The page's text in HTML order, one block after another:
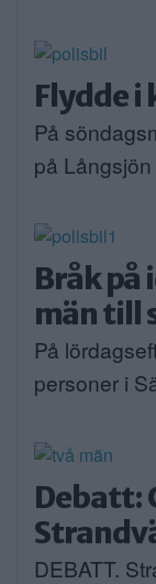
Flydde i
På
på
Bråk
män till
På
personer i
Debatt:
DEBATT.